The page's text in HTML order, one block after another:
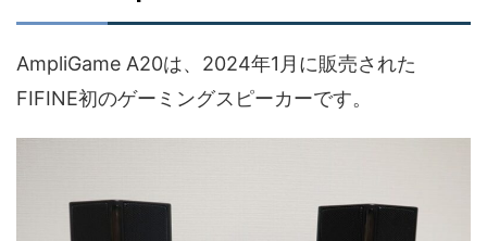
AmpliGame A20は、2024年1月に販売された
FIFINE初のゲーミングスピーカーです。